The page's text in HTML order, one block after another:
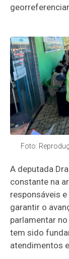
Foto:
A deputada
constante na
responsáveis
garantir o
parlamentar
tem sido
atendimentos